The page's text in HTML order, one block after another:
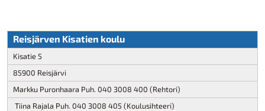
Reisjärven Kisatien koulu
Kisatie 5
85900 Reisjärvi
Markku Puronhaara Puh. 040 3008 400 (Rehtori)
Tiina Rajala Puh. 040 3008 405 (Koulusihteeri)